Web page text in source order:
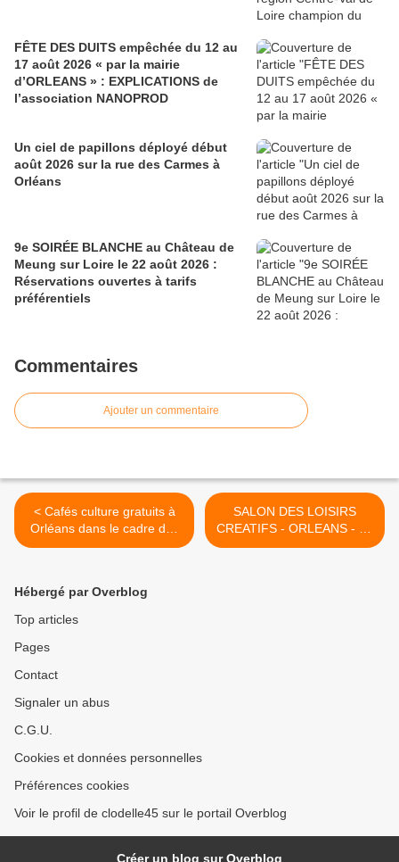
FÊTE DES DUITS empêchée du 12 au
17 août 2026 « par la mairie
d’ORLEANS » : EXPLICATIONS de
l’association NANOPROD
Un ciel de papillons déployé début
août 2026 sur la rue des Carmes à
Orléans
9e SOIRÉE BLANCHE au Château de
Meung sur Loire le 22 août 2026 :
Réservations ouvertes à tarifs
préférentiels
Commentaires
Ajouter un commentaire
< Cafés culture gratuits à
Orléans dans le cadre des
Assises de la Culture
SALON DES LOISIRS
CREATIFS - ORLEANS - 25
AU 27 JANVIER 2013 >
Hébergé par Overblog
Top articles
Pages
Contact
Signaler un abus
C.G.U.
Cookies et données personnelles
Préférences cookies
Voir le profil de clodelle45 sur le portail Overblog
Créer un blog sur Overblog